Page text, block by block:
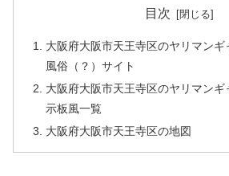
目次
大阪府大阪市天王寺区のヤリマンギ
風俗（？）サイト
大阪府大阪市天王寺区のヤリマン
示板風一覧
大阪府大阪市天王寺区の地図